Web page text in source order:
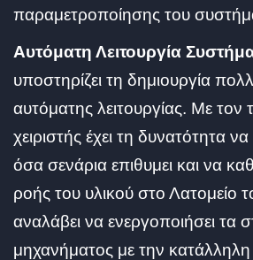
παραμετροποίησης του
Αυτόματη Λειτουργία
υποστηρίζει τη δημιουργία
αυτόματης λειτουργίας. Με
χειριστής έχει τη δυνατότητα
όσα σενάρια επιθυμει και να
ροής του υλικού στο Λατομείο
αναλάβει να ενεργοποιήσει τα
μηχανήματος με την κατάλληλη